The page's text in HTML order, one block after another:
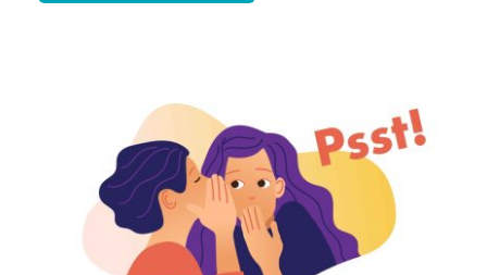
Τα καλά και κακά μυστικά
Δραστηριότητες για Παιδιά